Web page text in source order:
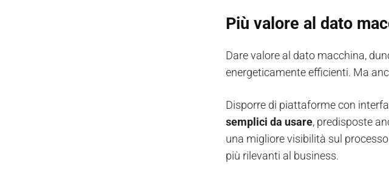
Più valore al dato
Dare valore al dato macchina,
energeticamente efficienti. Ma
Disporre di piattaforme con
semplici da usare, predisposte
una migliore visibilità sul
più rilevanti al business.